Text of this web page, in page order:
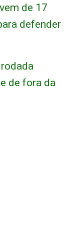
de 17
defender
de fora da